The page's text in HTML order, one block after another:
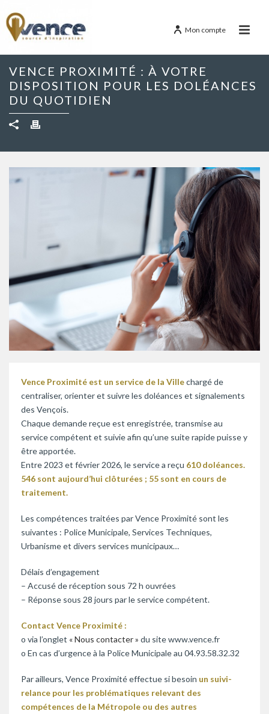
Mon compte
VENCE PROXIMITÉ : À VOTRE
DISPOSITION POUR LES DOLÉANCES
DU QUOTIDIEN
Vence Proximité est un service de la Villechargé de
centraliser, orienter et suivre les doléances et signalements
des Vençois.
Chaque demande reçue est enregistrée, transmise au
service compétent et suivie afin qu’une suite rapide puisse y
être apportée.
Entre 2023 et février 2026, le service a reçu 610 doléances.
546 sont aujourd’hui clôturées ; 55 sont en cours de
traitement.
Les compétences traitées par Vence Proximité sont les
suivantes : Police Municipale, Services Techniques,
Urbanisme et divers services municipaux…
Délais d’engagement
– Accusé de réception sous 72 h ouvrées
– Réponse sous 28 jours par le service compétent.
Contact Vence Proximité :
o via l’onglet « Nous contacter » du site www.vence.fr
o En cas d’urgence à la Police Municipale au 04.93.58.32.32
Par ailleurs, Vence Proximité effectue si besoin un suivi-
relance pour les problématiques relevant des
compétences de la Métropole ou des autres